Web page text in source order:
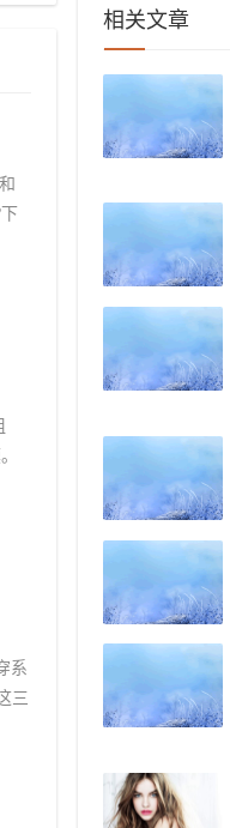
系
三
相关文章